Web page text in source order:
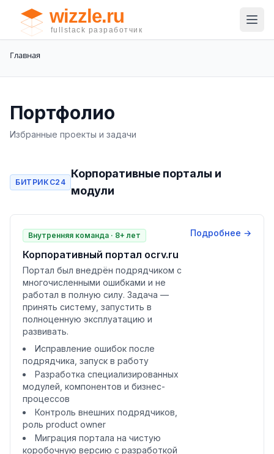
Главная
Портфолио
Избранные проекты и задачи
БИТРИКС24
Корпоративные порталы и
модули
Внутренняя команда · 8+ лет
Корпоративный портал ocrv.ru
Портал был внедрён подрядчиком с
многочисленными ошибками и не
работал в полную силу. Задача —
принять систему, запустить в
полноценную эксплуатацию и
развивать.
Исправление ошибок после
подрядчика, запуск в работу
Разработка специализированных
модулей, компонентов и бизнес-
процессов
Контроль внешних подрядчиков,
роль product owner
Миграция портала на чистую
коробочную версию с разработкой
Подробнее →